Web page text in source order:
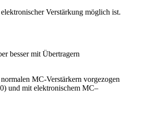
Verstärkung möglich ist.
besser mit Übertragern
MC-Verstärkern vorgezogen
und mit elektronischem MC–